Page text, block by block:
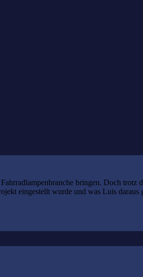
bringen. Doch trotz
eingestellt wurde und was Luis daraus